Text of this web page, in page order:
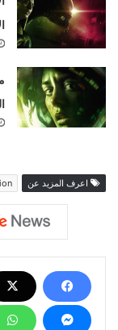
اعرف المزيد عن